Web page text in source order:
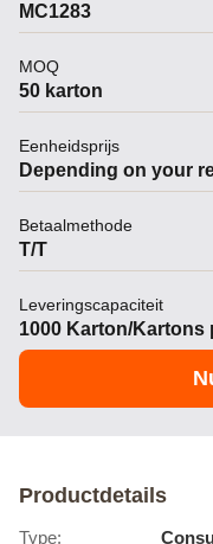
MC1283
MOQ
50 karton
Eenheidsprijs
Depending on your
Betaalmethode
T/T
Leveringscapaciteit
1000 Karton/Kartons
Productdetails
Type: